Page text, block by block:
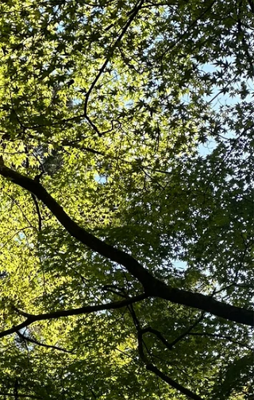
つ。 計算もする。 記憶もする。 文章も書く。 デザ
ンも行う。 やがて多くの仕事はAIによって代替され
いくだろう。 人類は労働から解放され、より自由に
る。 しかし、ここで一つの問いが生まれる。 自由に
った人間は何をするのか。 これまで私たちは、 働く
めに学び、競争するために努力し、生きるために時
を使ってきた。 もしそれらの多く